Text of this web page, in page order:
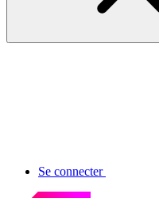
Se connecter